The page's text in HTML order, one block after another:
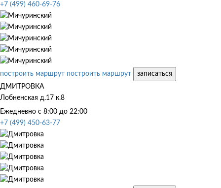
+7 (499) 460-69-76
построить маршрут построить маршрут
записаться
ДМИТРОВКА
Лобненская д.17 к.8
Ежедневно с 8:00 до 22:00
+7 (499) 450-63-77